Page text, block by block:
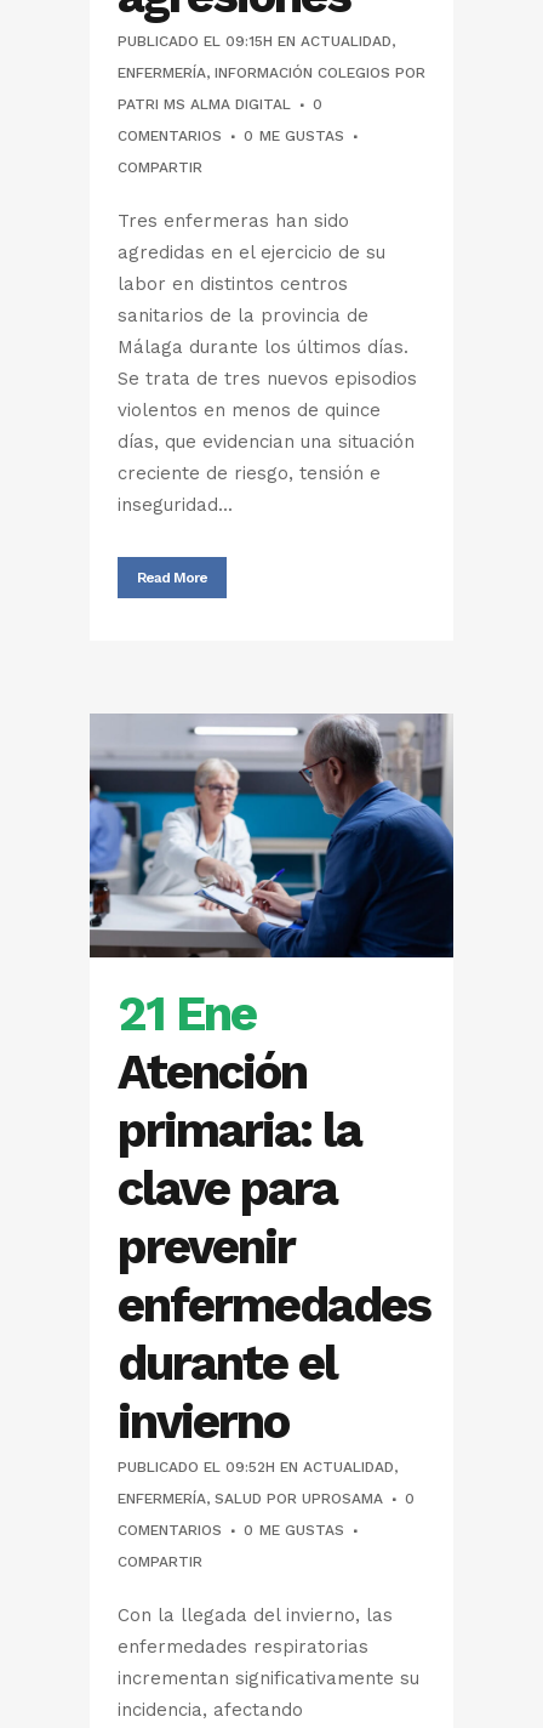
PUBLICADO EL 09:15H EN ACTUALIDAD,
ENFERMERÍA, INFORMACIÓN COLEGIOS POR
PATRI MS ALMA DIGITAL
0
COMENTARIOS
0 ME GUSTAS
COMPARTIR
Tres enfermeras han sido
agredidas en el ejercicio de su
labor en distintos centros
sanitarios de la provincia de
Málaga durante los últimos días.
Se trata de tres nuevos episodios
violentos en menos de quince
días, que evidencian una situación
creciente de riesgo, tensión e
inseguridad...
Read More
21 Ene
Atención
primaria: la
clave para
prevenir
enfermedades
durante el
invierno
PUBLICADO EL 09:52H EN ACTUALIDAD,
ENFERMERÍA, SALUD POR UPROSAMA
0
COMENTARIOS
0 ME GUSTAS
COMPARTIR
Con la llegada del invierno, las
enfermedades respiratorias
incrementan significativamente su
incidencia, afectando